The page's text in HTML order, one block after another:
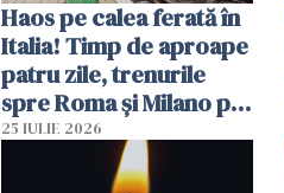
Haos pe calea ferată în
Italia! Timp de aproape
patru zile, trenurile
spre Roma și Milano pot
întârzia până la 3 ore
25 IULIE 2026